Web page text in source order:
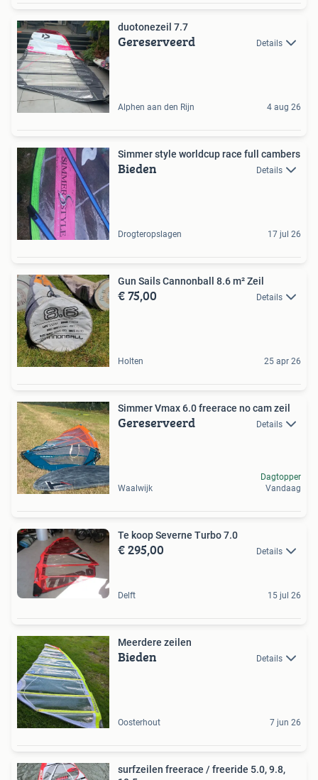
duotonezeil 7.7
Gereserveerd Details
Alphen aan den Rijn 4 aug 26
Simmer style worldcup race full cambers
Bieden Details
Drogteropslagen 17 jul 26
Gun Sails Cannonball 8.6 m² Zeil
€ 75,00 Details
Holten 25 apr 26
Simmer Vmax 6.0 freerace no cam zeil
Gereserveerd Details
Waalwijk
Dagtopper
Vandaag
Te koop Severne Turbo 7.0
€ 295,00 Details
Delft 15 jul 26
Meerdere zeilen
Bieden Details
Oosterhout 7 jun 26
surfzeilen freerace / freeride 5.0, 9.8,